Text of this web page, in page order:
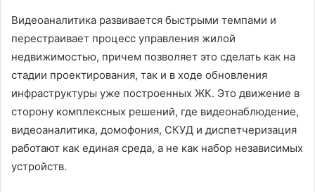
Видеоаналитика развивается быстрыми темпами и
перестраивает процесс управления жилой
недвижимостью, причем позволяет это сделать как на
стадии проектирования, так и в ходе обновления
инфраструктуры уже построенных ЖК. Это движение в
сторону комплексных решений, где видеонаблюдение,
видеоаналитика, домофония, СКУД и диспетчеризация
работают как единая среда, а не как набор независимых
устройств.